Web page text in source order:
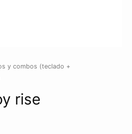
y combos (teclado +
rise